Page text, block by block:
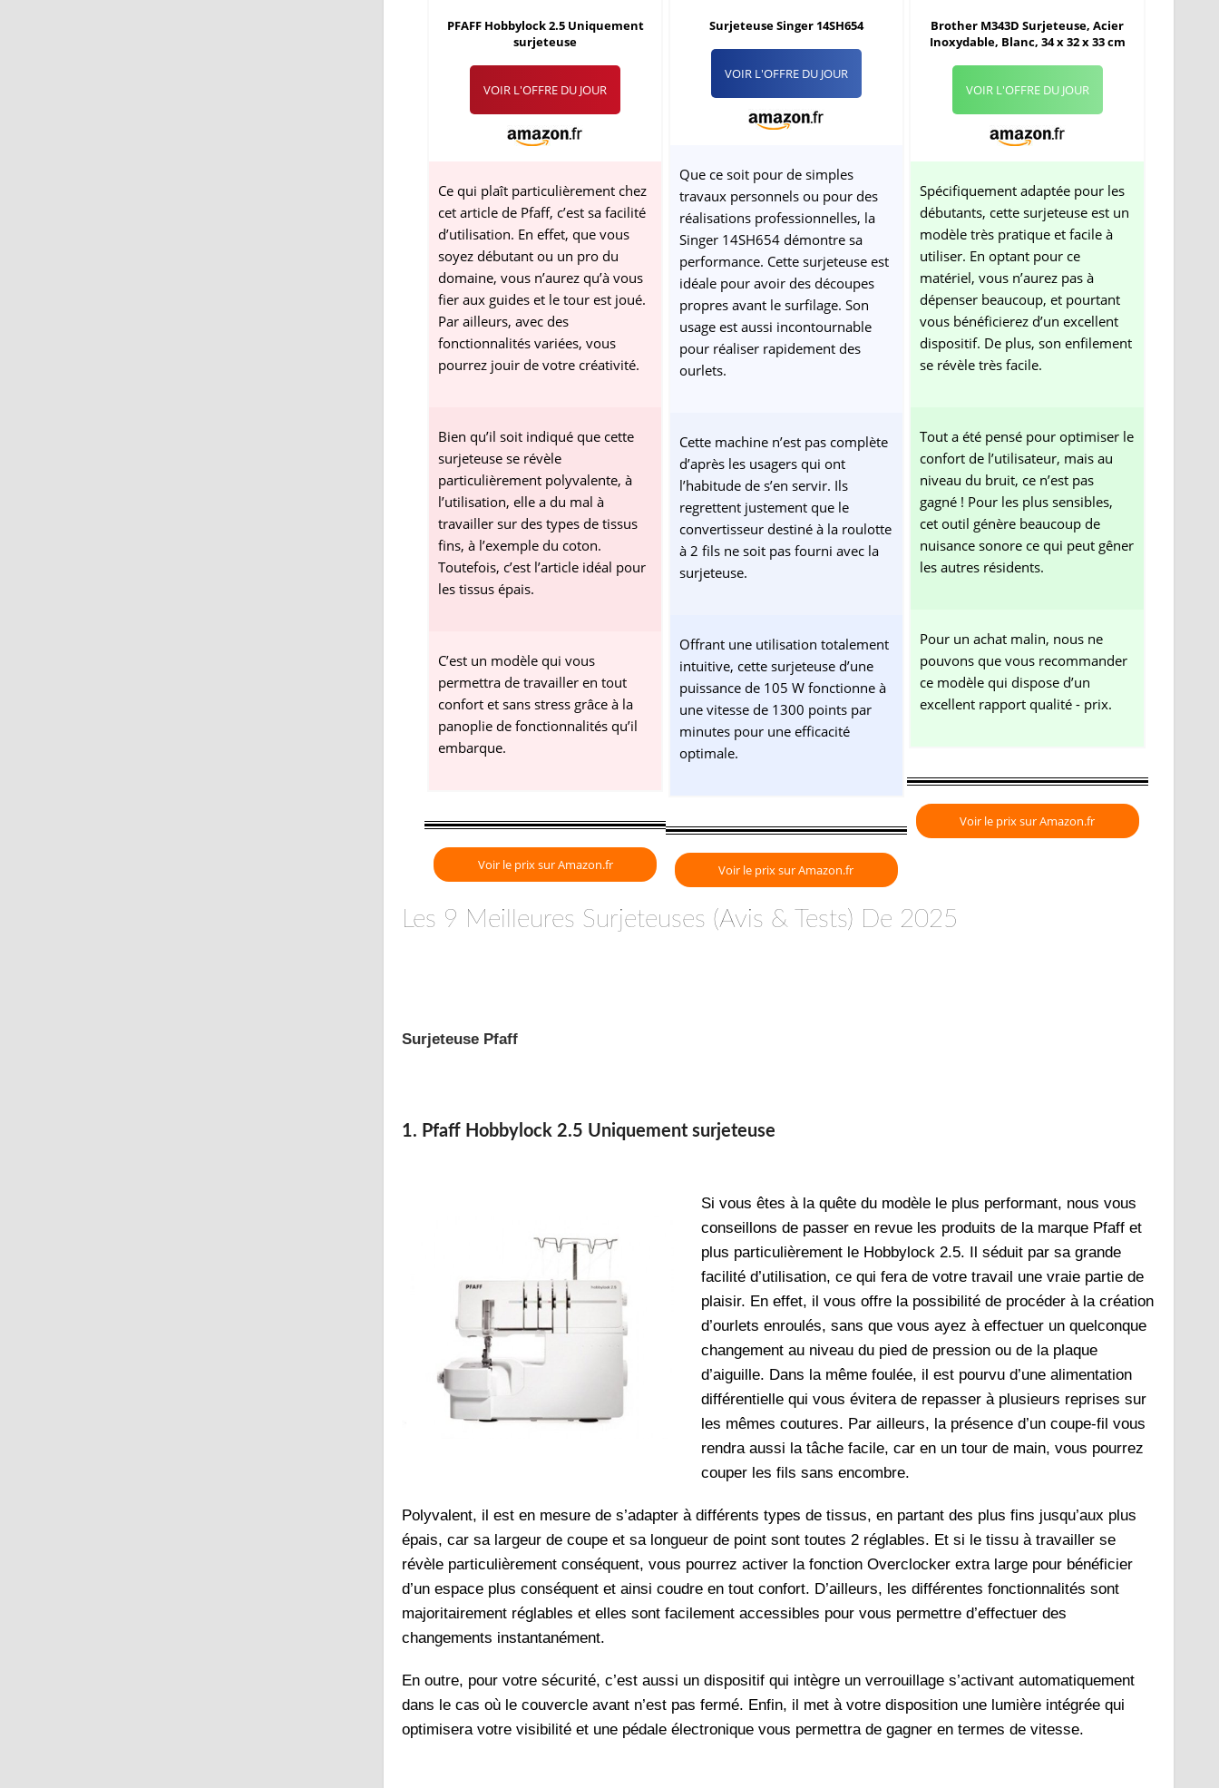
PFAFF Hobbylock 2.5 Uniquement
surjeteuse
VOIR L'OFFRE DU JOUR
Ce qui plaît particulièrement chez
cet article de Pfaff, c’est sa facilité
d’utilisation. En effet, que vous
soyez débutant ou un pro du
domaine, vous n’aurez qu’à vous
fier aux guides et le tour est joué.
Par ailleurs, avec des
fonctionnalités variées, vous
pourrez jouir de votre créativité.
Bien qu’il soit indiqué que cette
surjeteuse se révèle
particulièrement polyvalente, à
l’utilisation, elle a du mal à
travailler sur des types de tissus
fins, à l’exemple du coton.
Toutefois, c’est l’article idéal pour
les tissus épais.
C’est un modèle qui vous
permettra de travailler en tout
confort et sans stress grâce à la
panoplie de fonctionnalités qu’il
embarque.
Voir le prix sur Amazon.fr
Surjeteuse Singer 14SH654
VOIR L'OFFRE DU JOUR
Que ce soit pour de simples
travaux personnels ou pour des
réalisations professionnelles, la
Singer 14SH654 démontre sa
performance. Cette surjeteuse est
idéale pour avoir des découpes
propres avant le surfilage. Son
usage est aussi incontournable
pour réaliser rapidement des
ourlets.
Cette machine n’est pas complète
d’après les usagers qui ont
l’habitude de s’en servir. Ils
regrettent justement que le
convertisseur destiné à la roulotte
à 2 fils ne soit pas fourni avec la
surjeteuse.
Offrant une utilisation totalement
intuitive, cette surjeteuse d’une
puissance de 105 W fonctionne à
une vitesse de 1300 points par
minutes pour une efficacité
optimale.
Voir le prix sur Amazon.fr
Brother M343D Surjeteuse, Acier
Inoxydable, Blanc, 34 x 32 x 33 cm
VOIR L'OFFRE DU JOUR
Spécifiquement adaptée pour les
débutants, cette surjeteuse est un
modèle très pratique et facile à
utiliser. En optant pour ce
matériel, vous n’aurez pas à
dépenser beaucoup, et pourtant
vous bénéficierez d’un excellent
dispositif. De plus, son enfilement
se révèle très facile.
Tout a été pensé pour optimiser le
confort de l’utilisateur, mais au
niveau du bruit, ce n’est pas
gagné ! Pour les plus sensibles,
cet outil génère beaucoup de
nuisance sonore ce qui peut gêner
les autres résidents.
Pour un achat malin, nous ne
pouvons que vous recommander
ce modèle qui dispose d’un
excellent rapport qualité - prix.
Voir le prix sur Amazon.fr
Les 9 Meilleures Surjeteuses (Avis & Tests) De 2025
Surjeteuse Pfaff
1. Pfaff Hobbylock 2.5 Uniquement surjeteuse
Si vous êtes à la quête du modèle le plus performant, nous vous
conseillons de passer en revue les produits de la marque Pfaff et
plus particulièrement le Hobbylock 2.5. Il séduit par sa grande
facilité d’utilisation, ce qui fera de votre travail une vraie partie de
plaisir. En effet, il vous offre la possibilité de procéder à la création
d’ourlets enroulés, sans que vous ayez à effectuer un quelconque
changement au niveau du pied de pression ou de la plaque
d’aiguille. Dans la même foulée, il est pourvu d’une alimentation
différentielle qui vous évitera de repasser à plusieurs reprises sur
les mêmes coutures. Par ailleurs, la présence d’un coupe-fil vous
rendra aussi la tâche facile, car en un tour de main, vous pourrez
couper les fils sans encombre.
Polyvalent, il est en mesure de s’adapter à différents types de tissus, en partant des plus fins jusqu’aux plus
épais, car sa largeur de coupe et sa longueur de point sont toutes 2 réglables. Et si le tissu à travailler se
révèle particulièrement conséquent, vous pourrez activer la fonction Overclocker extra large pour bénéficier
d’un espace plus conséquent et ainsi coudre en tout confort. D’ailleurs, les différentes fonctionnalités sont
majoritairement réglables et elles sont facilement accessibles pour vous permettre d’effectuer des
changements instantanément.
En outre, pour votre sécurité, c’est aussi un dispositif qui intègre un verrouillage s’activant automatiquement
dans le cas où le couvercle avant n’est pas fermé. Enfin, il met à votre disposition une lumière intégrée qui
optimisera votre visibilité et une pédale électronique vous permettra de gagner en termes de vitesse.